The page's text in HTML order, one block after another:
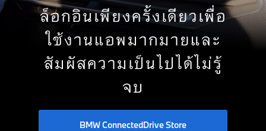
ล็อกอินเพียงครั้งเดียวเพื่อ
ใช้งานแอพมากมายและ
สัมผัสความเป็นไปได้ไม่รู้
จบ
BMW ConnectedDrive Store